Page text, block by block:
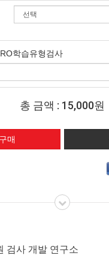
학습유형검사
총 금액 : 15,000원
검사 개발 연구소